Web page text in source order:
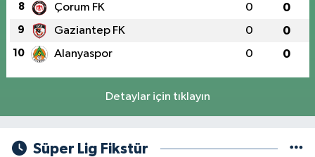
8 Çorum FK 0 0
9 Gaziantep FK 0 0
10 Alanyaspor 0 0
Detaylar için tıklayın
Süper Lig Fikstür